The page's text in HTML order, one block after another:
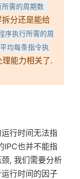
所需的周期数
分还是能给
序执行所需的周
平均每条指令执
能力相关了.
行时间无法指
IPC也并不能指
, 我们需要分析
行时间的因子